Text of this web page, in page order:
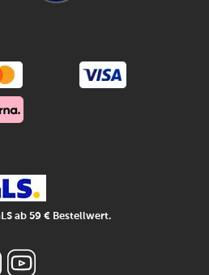
ab 59 € Bestellwert.